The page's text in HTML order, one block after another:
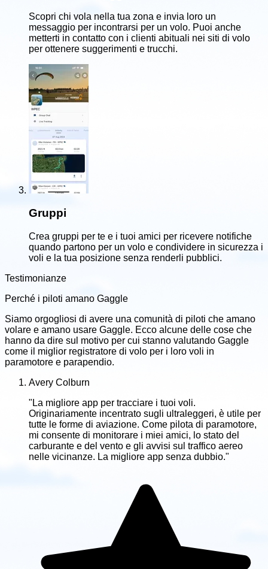
Scopri chi vola nella tua zona e invia loro un
messaggio per incontrarsi per un volo. Puoi anche
metterti in contatto con i clienti abituali nei siti di volo
per ottenere suggerimenti e trucchi.
Gruppi
Crea gruppi per te e i tuoi amici per ricevere notifiche
quando partono per un volo e condividere in sicurezza i
voli e la tua posizione senza renderli pubblici.
Testimonianze
Perché i piloti amano Gaggle
Siamo orgogliosi di avere una comunità di piloti che amano
volare e amano usare Gaggle. Ecco alcune delle cose che
hanno da dire sul motivo per cui stanno valutando Gaggle
come il miglior registratore di volo per i loro voli in
paramotore e parapendio.
Avery Colburn
"La migliore app per tracciare i tuoi voli.
Originariamente incentrato sugli ultraleggeri, è utile per
tutte le forme di aviazione. Come pilota di paramotore,
mi consente di monitorare i miei amici, lo stato del
carburante e del vento e gli avvisi sul traffico aereo
nelle vicinanze. La migliore app senza dubbio."